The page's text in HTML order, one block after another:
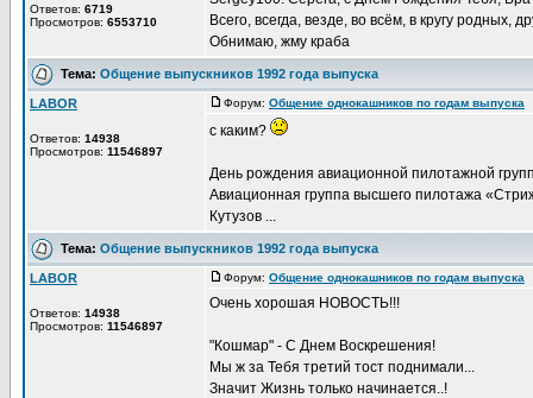
Ответов: 6719
Просмотров: 6553710
Всего, всегда, везде, во всём, в кругу родных,
Обнимаю, жму краба
Тема: Общение выпускников 1992 года выпуска
LABOR
Ответов: 14938
Просмотров: 11546897
Форум: Общение однокашников по годам выпуска
с каким?
День рождения авиационной пилотажной
Авиационная группа высшего пилотажа
Кутузов ...
Тема: Общение выпускников 1992 года выпуска
LABOR
Ответов: 14938
Просмотров: 11546897
Форум: Общение однокашников по годам выпуска
Очень хорошая НОВОСТЬ!!!
"Кошмар" - С Днем Воскрешения!
Мы ж за Тебя третий тост поднимали...
Значит Жизнь только начинается..!